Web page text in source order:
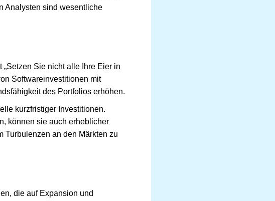
Analysten sind wesentliche
„Setzen Sie nicht alle Ihre Eier in
Softwareinvestitionen mit
des Portfolios erhöhen.
kurzfristiger Investitionen.
können sie auch erheblicher
Turbulenzen an den Märkten zu
die auf Expansion und